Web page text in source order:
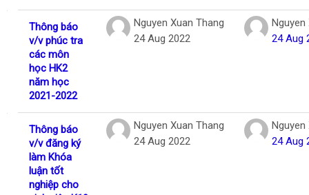
Thông báo
v/v phúc tra
các môn
học HK2
năm học
2021-2022
Nguyen Xuan Thang
24 Aug 2022
Nguyen
24 Aug
Thông báo
v/v đăng ký
làm Khóa
luận tốt
nghiệp cho
Nguyen Xuan Thang
24 Aug 2022
Nguyen
24 Aug